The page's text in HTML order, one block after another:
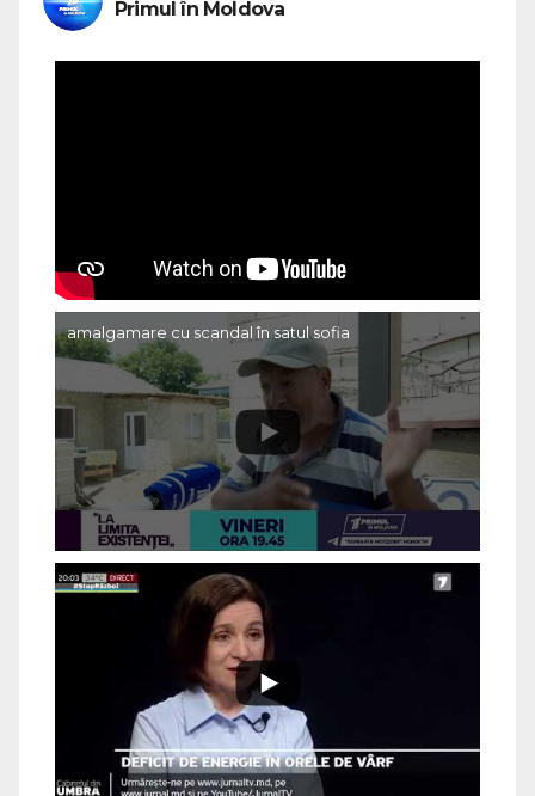
Primul în Moldova
amalgamare cu scandal în satul sofia